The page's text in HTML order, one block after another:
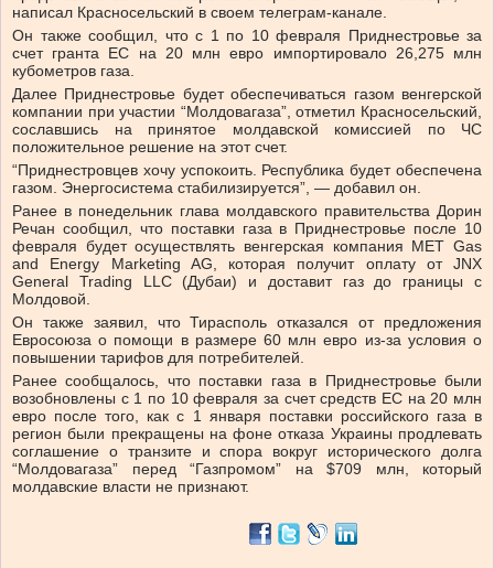
написал Красносельский в своем телеграм-канале.
Он также сообщил, что с 1 по 10 февраля Приднестровье за
счет гранта ЕС на 20 млн евро импортировало 26,275 млн
кубометров газа.
Далее Приднестровье будет обеспечиваться газом венгерской
компании при участии “Молдовагаза”, отметил Красносельский,
сославшись на принятое молдавской комиссией по ЧС
положительное решение на этот счет.
“Приднестровцев хочу успокоить. Республика будет обеспечена
газом. Энергосистема стабилизируется”, — добавил он.
Ранее в понедельник глава молдавского правительства Дорин
Речан сообщил, что поставки газа в Приднестровье после 10
февраля будет осуществлять венгерская компания MET Gas
and Energy Marketing AG, которая получит оплату от JNX
General Trading LLC (Дубаи) и доставит газ до границы с
Молдовой.
Он также заявил, что Тирасполь отказался от предложения
Евросоюза о помощи в размере 60 млн евро из-за условия о
повышении тарифов для потребителей.
Ранее сообщалось, что поставки газа в Приднестровье были
возобновлены с 1 по 10 февраля за счет средств ЕС на 20 млн
евро после того, как с 1 января поставки российского газа в
регион были прекращены на фоне отказа Украины продлевать
соглашение о транзите и спора вокруг исторического долга
“Молдовагаза” перед “Газпромом” на $709 млн, который
молдавские власти не признают.